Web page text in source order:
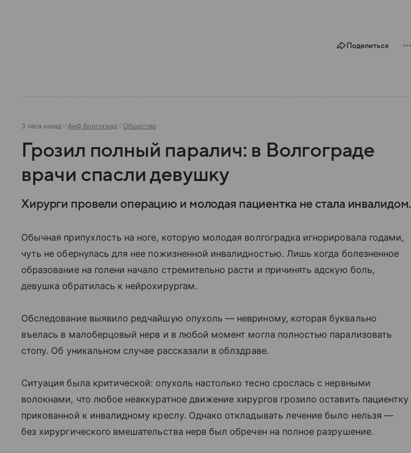
Поделиться
3 часа назад АиФ Волгоград Общество
Грозил полный паралич: в Волгограде
врачи спасли девушку
Хирурги провели операцию и молодая пациентка не стала инвалидом.
Обычная припухлость на ноге, которую молодая волгоградка игнорировала годами,
чуть не обернулась для нее пожизненной инвалидностью. Лишь когда болезненное
образование на голени начало стремительно расти и причинять адскую боль,
девушка обратилась к нейрохирургам.
Обследование выявило редчайшую опухоль — невриному, которая буквально
въелась в малоберцовый нерв и в любой момент могла полностью парализовать
стопу. Об уникальном случае рассказали в облздраве.
Ситуация была критической: опухоль настолько тесно срослась с нервными
волокнами, что любое неаккуратное движение хирургов грозило оставить пациентку
прикованной к инвалидному креслу. Однако откладывать лечение было нельзя —
без хирургического вмешательства нерв был обречен на полное разрушение.